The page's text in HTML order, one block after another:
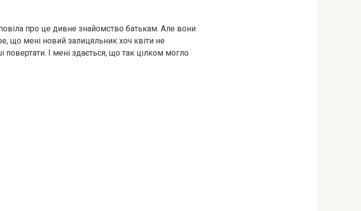
про це дивне знайомство батькам. Але вони
що мені новий залицяльник хоч квіти не
І мені здається, що так цілком могло